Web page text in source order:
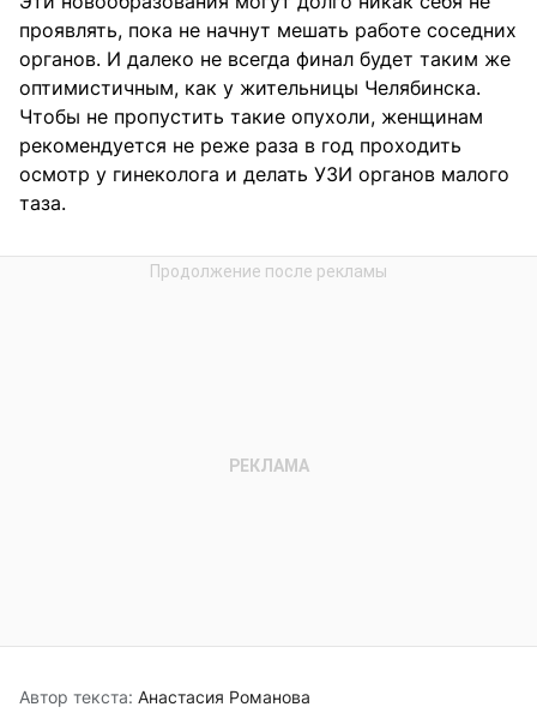
проявлять, пока не начнут мешать работе соседних
органов. И далеко не всегда финал будет таким же
оптимистичным, как у жительницы Челябинска.
Чтобы не пропустить такие опухоли, женщинам
рекомендуется не реже раза в год проходить
осмотр у гинеколога и делать УЗИ органов малого
таза.
Автор текста: Анастасия Романова